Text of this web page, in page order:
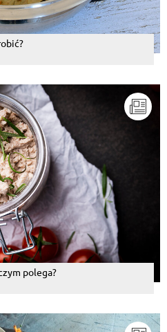
21.10.2015
)
, 19.10.2015
Odpowiedz
polega?